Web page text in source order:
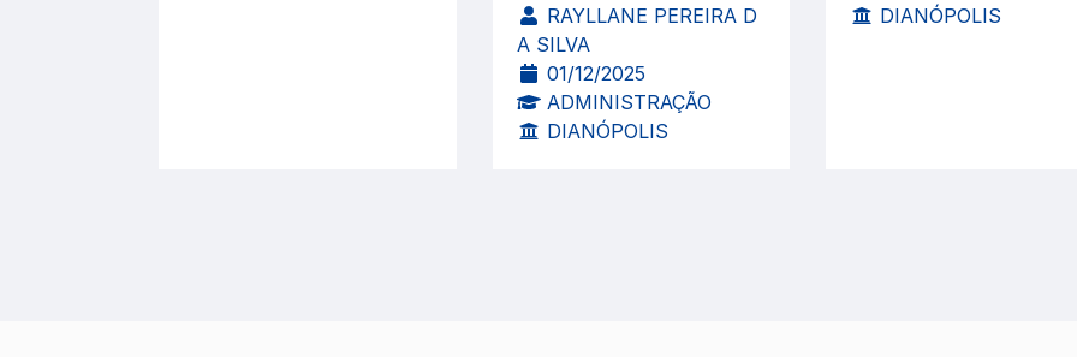
RAYLLANE PEREIRA D
A SILVA
01/12/2025
ADMINISTRAÇÃO
DIANÓPOLIS
DIANÓPOLIS